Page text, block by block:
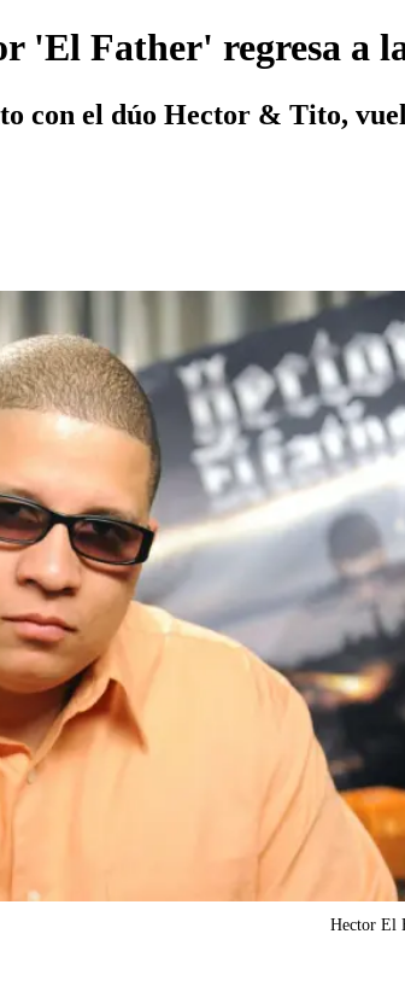
'El Father' regresa a
con el dúo Hector & Tito,
Hector El